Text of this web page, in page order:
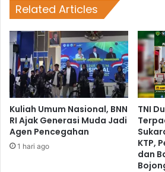
Related Articles
Kuliah Umum Nasional, BNN
RI Ajak Generasi Muda Jadi
Agen Pencegahan
1 hari ago
TNI
KTP,
dan